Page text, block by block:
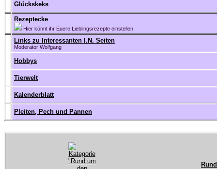
Glückskeks
Rezeptecke
Hier könnt ihr Euere Lieblingsrezepte einstellen
Links zu Interessanten I.N. Seiten
Moderator Wolfgang
Hobbys
Tierwelt
Kalenderblatt
Pleiten, Pech und Pannen